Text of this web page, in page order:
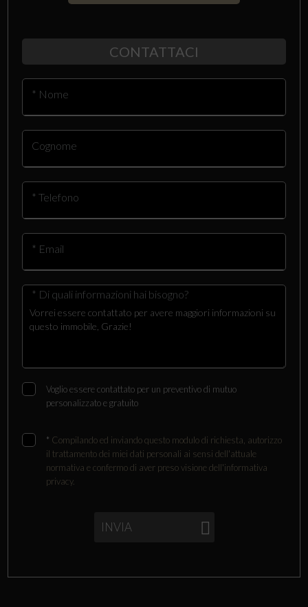
CONTATTACI
* Nome
Cognome
* Telefono
* Email
* Di quali informazioni hai bisogno?
Voglio essere contattato per un preventivo di mutuo
personalizzato e gratuito
* Compilando ed inviando questo modulo di richiesta, autorizzo
il trattamento dei miei dati personali ai sensi dell'attuale
normativa e confermo di aver preso visione dell'informativa
privacy.
INVIA